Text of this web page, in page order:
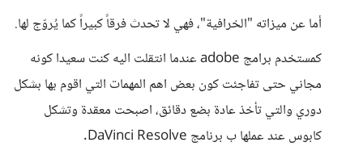
أما عن ميزاته "الخرافية"، فهي لا تحدث فرقاً كبيراً كما يُروّج لها.
كمستخدم برامج adobe عندما انتقلت اليه كنت سعيدا كونه
مجاني حتى تفاجئت كون بعض اهم المهمات التي اقوم بها بشكل
دوري والتي تأخذ عادة بضع دقائق، اصبحت معقدة وتشكل
كابوس عند عملها ب برنامج DaVinci Resolve.